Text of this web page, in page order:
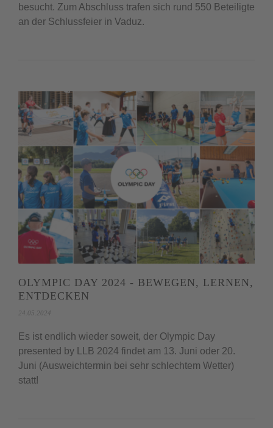
besucht. Zum Abschluss trafen sich rund 550 Beteiligte
an der Schlussfeier in Vaduz.
OLYMPIC DAY 2024 - BEWEGEN, LERNEN,
ENTDECKEN
24.05.2024
Es ist endlich wieder soweit, der Olympic Day
presented by LLB 2024 findet am 13. Juni oder 20.
Juni (Ausweichtermin bei sehr schlechtem Wetter)
statt!